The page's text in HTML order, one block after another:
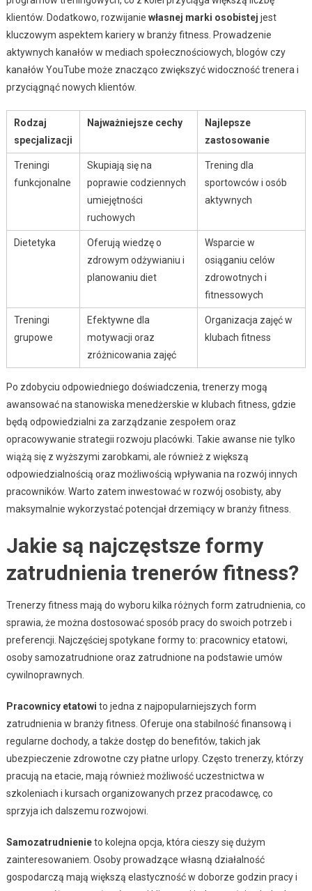
klientów. Dodatkowo, rozwijanie własnej marki osobistej jest
kluczowym aspektem kariery w branży fitness. Prowadzenie
aktywnych kanałów w mediach społecznościowych, blogów czy
kanałów YouTube może znacząco zwiększyć widoczność trenera i
przyciągnąć nowych klientów.
Rodzaj
specjalizacji
Najważniejsze cechy
Najlepsze
zastosowanie
Treningi
funkcjonalne
Skupiają się na
poprawie codziennych
umiejętności
ruchowych
Trening dla
sportowców i osób
aktywnych
Dietetyka
Oferują wiedzę o
zdrowym odżywianiu i
planowaniu diet
Wsparcie w
osiąganiu celów
zdrowotnych i
fitnessowych
Treningi
grupowe
Efektywne dla
motywacji oraz
zróżnicowania zajęć
Organizacja zajęć w
klubach fitness
Po zdobyciu odpowiedniego doświadczenia, trenerzy mogą
awansować na stanowiska menedżerskie w klubach fitness, gdzie
będą odpowiedzialni za zarządzanie zespołem oraz
opracowywanie strategii rozwoju placówki. Takie awanse nie tylko
wiążą się z wyższymi zarobkami, ale również z większą
odpowiedzialnością oraz możliwością wpływania na rozwój innych
pracowników. Warto zatem inwestować w rozwój osobisty, aby
maksymalnie wykorzystać potencjał drzemiący w branży fitness.
Jakie są najczęstsze formy
zatrudnienia trenerów fitness?
Trenerzy fitness mają do wyboru kilka różnych form zatrudnienia, co
sprawia, że można dostosować sposób pracy do swoich potrzeb i
preferencji. Najczęściej spotykane formy to: pracownicy etatowi,
osoby samozatrudnione oraz zatrudnione na podstawie umów
cywilnoprawnych.
Pracownicy etatowi to jedna z najpopularniejszych form
zatrudnienia w branży fitness. Oferuje ona stabilność finansową i
regularne dochody, a także dostęp do benefitów, takich jak
ubezpieczenie zdrowotne czy płatne urlopy. Często trenerzy, którzy
pracują na etacie, mają również możliwość uczestnictwa w
szkoleniach i kursach organizowanych przez pracodawcę, co
sprzyja ich dalszemu rozwojowi.
Samozatrudnienieto kolejna opcja, która cieszy się dużym
zainteresowaniem. Osoby prowadzące własną działalność
gospodarczą mają większą elastyczność w doborze godzin pracy i